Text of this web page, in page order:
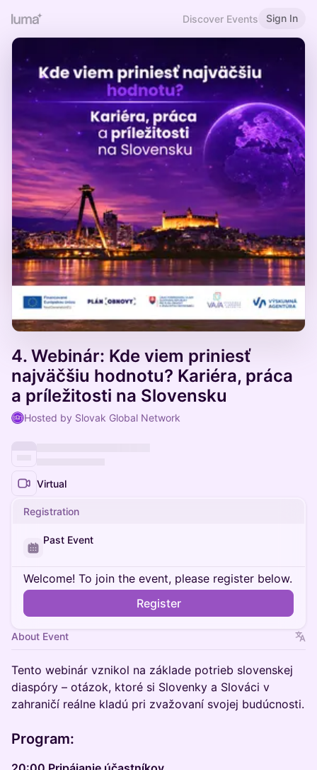
Discover Events Sign In
4. Webinár: Kde viem priniesť
najväčšiu hodnotu? Kariéra, práca
a príležitosti na Slovensku
Hosted by Slovak Global Network
Virtual
Registration
Past Event
Welcome! To join the event, please register below.
Register
About Event
Tento webinár vznikol na základe potrieb slovenskej
diaspóry – otázok, ktoré si Slovenky a Slováci v
zahraničí reálne kladú pri zvažovaní svojej budúcnosti.
Program: